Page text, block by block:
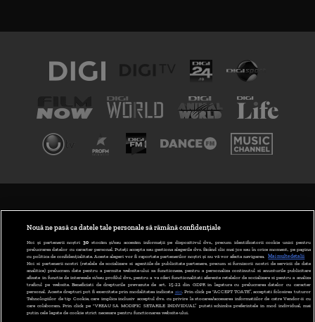
ABONARE DIGI TV
GESTIONAȚI PREFERINȚELE
CODUL DIGI24
CAMERE WEB
Nouă ne pasă ca datele tale personale să rămână confidențiale
Noi și partenerii noștri 30stocăm și/sau accesăm informații pe dispozitivul dvs., precum identificatorii cookie unici pentru
prelucrarea datelor cu caracter personal. Puteți accepta sau gestiona alegerile dvs. făcând clic mai jos sau în orice moment, pe pagina
cu politica de confidențialitate. Aceste alegeri vor fi raportate partenerilor noștri și nu vă vor afecta navigarea.
Mai multe detalii
Noi si partenerii nostri (retelele de socializare si agentiile de publicitate partenere, precum si furnizorii nostri de servicii de date
analitice) prelucram date pentru a permite website-ului sa functioneze, pentru a personaliza continutul si anunturile publicitare
afisate in functie de interesele si/sau profilul dvs., pentru a va oferi functionalitati aferente retelelor de socializare si pentru a analiza
traficul pe website. Beneficiati de drepturile prevazute de art. 15-22 din GDPR in legatura cu prelucrarea datelor cu caracter
personal. Aceste drepturi pot fi exercitate prin modalitatea indicata aici. Prin click pe “ACCEPT TOATE”, acceptati folosirea tuturor
Tehnologiilor de tip Cookie, care implica inclusiv acceptul dvs. cu privire la stocarea/accesarea informatiilor de catre Vendor-ii cu
care colaboram. Prin click pe “VREAU SA MODIFIC SETARILE INDIVIDUAL” puteti schimba preferintele in mod individual, mai
putin cele legate de cookie strict necesare pentru functionarea website-ului.